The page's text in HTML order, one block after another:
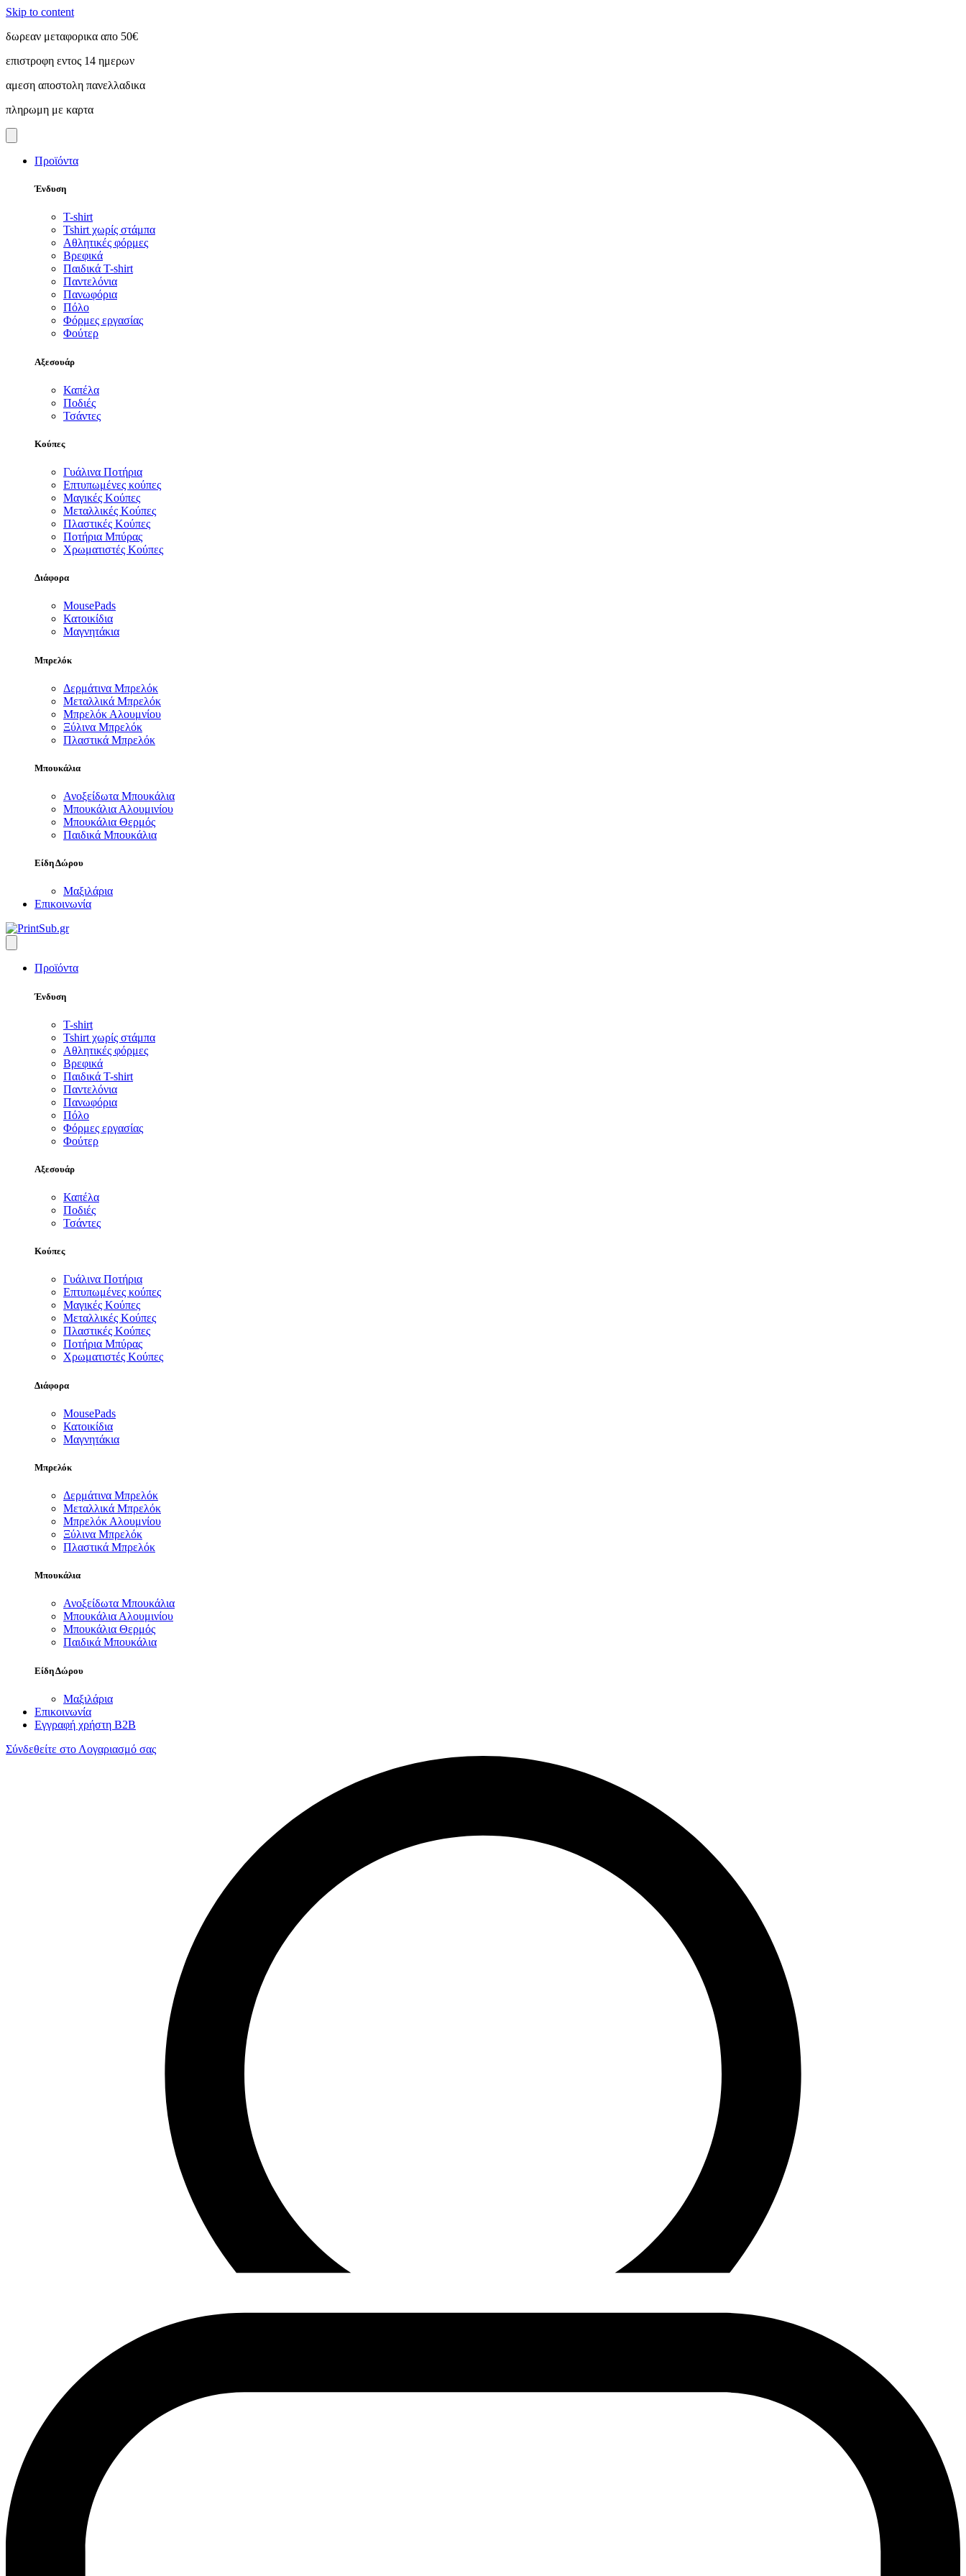
Skip to content
δωρεαν μεταφορικα απο 50€
επιστροφη εντος 14 ημερων
αμεση αποστολη πανελλαδικα
πληρωμη με καρτα
Προϊόντα
Ένδυση
T-shirt
Tshirt χωρίς στάμπα
Αθλητικές φόρμες
Βρεφικά
Παιδικά T-shirt
Παντελόνια
Πανωφόρια
Πόλο
Φόρμες εργασίας
Φούτερ
Αξεσουάρ
Καπέλα
Ποδιές
Τσάντες
Κούπες
Γυάλινα Ποτήρια
Επτυπωμένες κούπες
Μαγικές Κούπες
Μεταλλικές Κούπες
Πλαστικές Κούπες
Ποτήρια Μπύρας
Χρωματιστές Κούπες
Διάφορα
MousePads
Κατοικίδια
Μαγνητάκια
Μπρελόκ
Δερμάτινα Μπρελόκ
Μεταλλικά Μπρελόκ
Μπρελόκ Αλουμνίου
Ξύλινα Μπρελόκ
Πλαστικά Μπρελόκ
Μπουκάλια
Ανοξείδωτα Μπουκάλια
Μπουκάλια Αλουμινίου
Μπουκάλια Θερμός
Παιδικά Μπουκάλια
Είδη Δώρου
Μαξιλάρια
Επικοινωνία
Προϊόντα
Ένδυση
T-shirt
Tshirt χωρίς στάμπα
Αθλητικές φόρμες
Βρεφικά
Παιδικά T-shirt
Παντελόνια
Πανωφόρια
Πόλο
Φόρμες εργασίας
Φούτερ
Αξεσουάρ
Καπέλα
Ποδιές
Τσάντες
Κούπες
Γυάλινα Ποτήρια
Επτυπωμένες κούπες
Μαγικές Κούπες
Μεταλλικές Κούπες
Πλαστικές Κούπες
Ποτήρια Μπύρας
Χρωματιστές Κούπες
Διάφορα
MousePads
Κατοικίδια
Μαγνητάκια
Μπρελόκ
Δερμάτινα Μπρελόκ
Μεταλλικά Μπρελόκ
Μπρελόκ Αλουμνίου
Ξύλινα Μπρελόκ
Πλαστικά Μπρελόκ
Μπουκάλια
Ανοξείδωτα Μπουκάλια
Μπουκάλια Αλουμινίου
Μπουκάλια Θερμός
Παιδικά Μπουκάλια
Είδη Δώρου
Μαξιλάρια
Επικοινωνία
Εγγραφή χρήστη B2B
Σύνδεθείτε στο Λογαριασμό σας